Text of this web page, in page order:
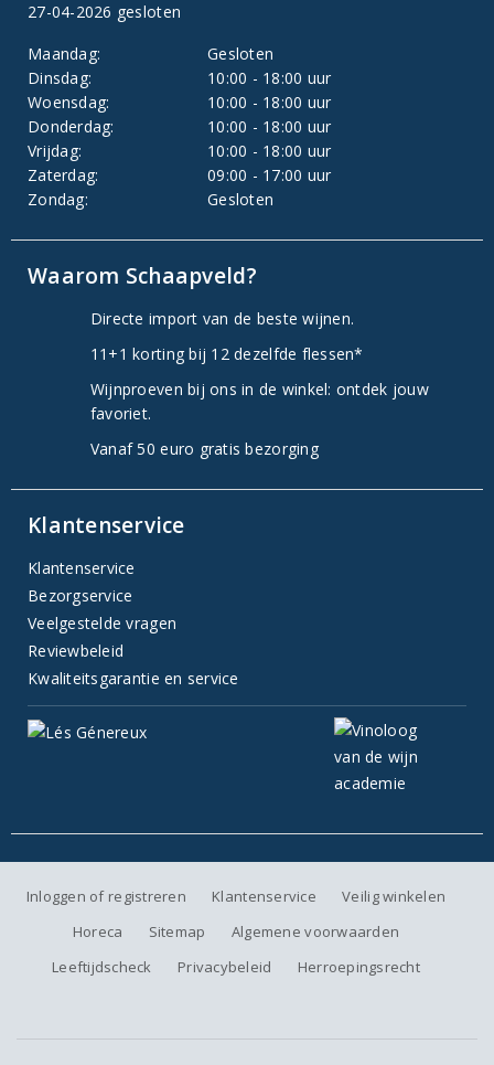
27-04-2026 gesloten
Maandag:
Gesloten
Dinsdag:
10:00 - 18:00 uur
Woensdag:
10:00 - 18:00 uur
Donderdag:
10:00 - 18:00 uur
Vrijdag:
10:00 - 18:00 uur
Zaterdag:
09:00 - 17:00 uur
Zondag:
Gesloten
Waarom Schaapveld?
Directe import van de beste wijnen.
11+1 korting bij 12 dezelfde flessen*
Wijnproeven bij ons in de winkel: ontdek jouw
favoriet.
Vanaf 50 euro gratis bezorging
Klantenservice
Klantenservice
Bezorgservice
Veelgestelde vragen
Reviewbeleid
Kwaliteitsgarantie en service
Inloggen of registreren Klantenservice
Veilig winkelen
Horeca
Sitemap
Algemene voorwaarden
Leeftijdscheck
Privacybeleid Herroepingsrecht